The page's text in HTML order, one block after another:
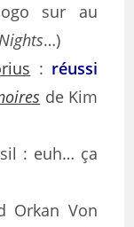
sur au
…)
: réussi
de Kim
: euh… ça
Orkan Von